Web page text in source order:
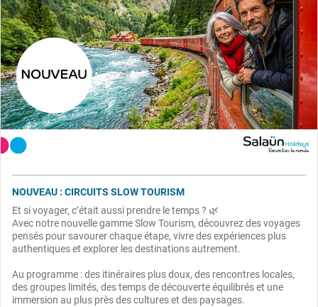
NOUVEAU : CIRCUITS SLOW TOURISM
Et si voyager, c’était aussi prendre le temps ? 🌿
Avec notre nouvelle gamme Slow Tourism, découvrez des voyages
pensés pour savourer chaque étape, vivre des expériences plus
authentiques et explorer les destinations autrement.
Au programme : des itinéraires plus doux, des rencontres locales,
des groupes limités, des temps de découverte équilibrés et une
immersion au plus près des cultures et des paysages.